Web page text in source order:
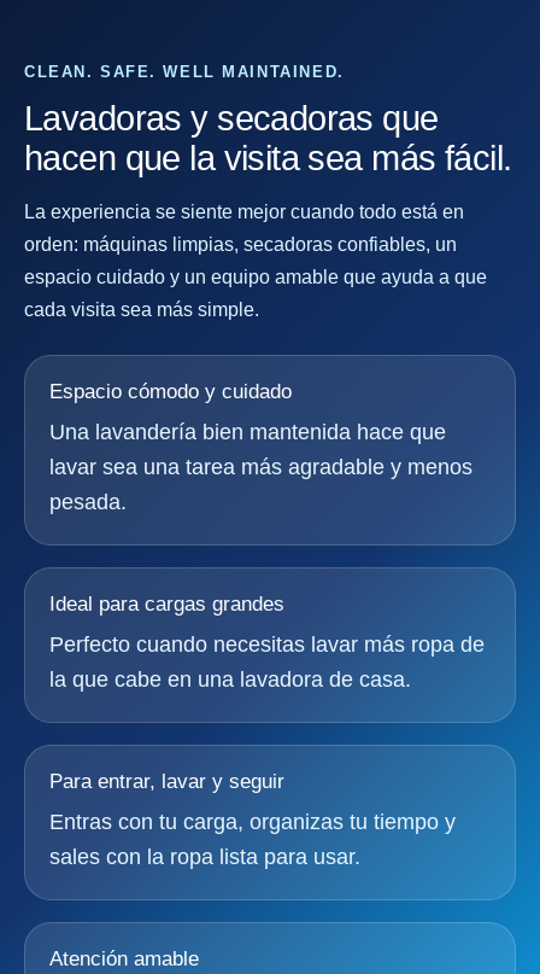
CLEAN. SAFE. WELL MAINTAINED.
Lavadoras y secadoras que
hacen que la visita sea más fácil.
La experiencia se siente mejor cuando todo está en
orden: máquinas limpias, secadoras confiables, un
espacio cuidado y un equipo amable que ayuda a que
cada visita sea más simple.
Espacio cómodo y cuidado
Una lavandería bien mantenida hace que
lavar sea una tarea más agradable y menos
pesada.
Ideal para cargas grandes
Perfecto cuando necesitas lavar más ropa de
la que cabe en una lavadora de casa.
Para entrar, lavar y seguir
Entras con tu carga, organizas tu tiempo y
sales con la ropa lista para usar.
Atención amable